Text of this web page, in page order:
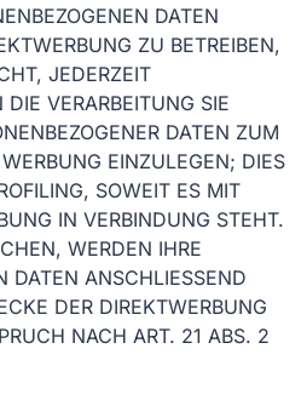
DATEN
ZU BETREIBEN,
JEDERZEIT
VERARBEITUNG SIE
DATEN ZUM
EINZULEGEN; DIES
SOWEIT ES MIT
IN VERBINDUNG STEHT.
WERDEN IHRE
DATEN ANSCHLIESSEND
DER DIREKTWERBUNG
NACH ART. 21 ABS. 2